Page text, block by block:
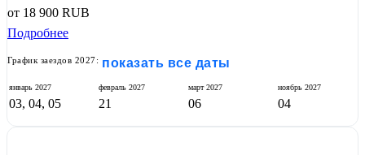
от 18 900 RUB
Подробнее
График заездов 2027: показать все даты
январь 2027
03, 04, 05
февраль 2027
21
март2027
06
ноябрь 2027
04